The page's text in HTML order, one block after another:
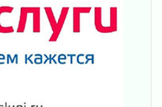
День Воздушно-
жителей перед